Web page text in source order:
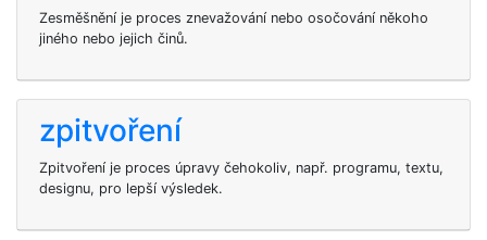
Zesměšnění je proces znevažování nebo osočování někoho
jiného nebo jejich činů.
zpitvoření
Zpitvoření je proces úpravy čehokoliv, např. programu, textu,
designu, pro lepší výsledek.